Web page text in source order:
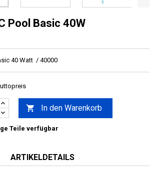
Pool Basic 40W
40 Watt / 40000
 In den Warenkorb
Teile verfügbar
ARTIKELDETAILS